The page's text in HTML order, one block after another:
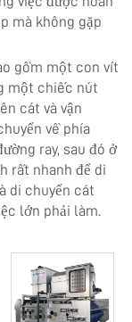
mà không gặp
gồm một con vít
một chiếc nút
cát và vận
về phía
ray, sau đó ở
rất nhanh để di
di chuyển cát
lớn phải làm.